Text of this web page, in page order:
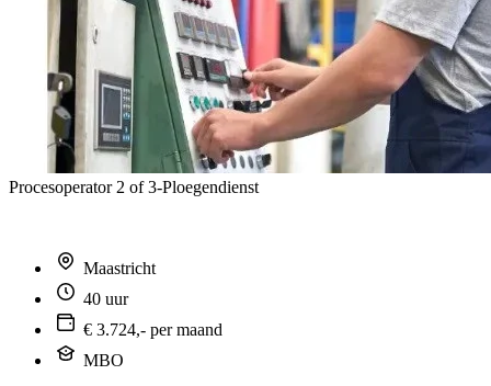
Procesoperator 2 of 3-Ploegendienst
Maastricht
40 uur
€ 3.724,- per maand
MBO